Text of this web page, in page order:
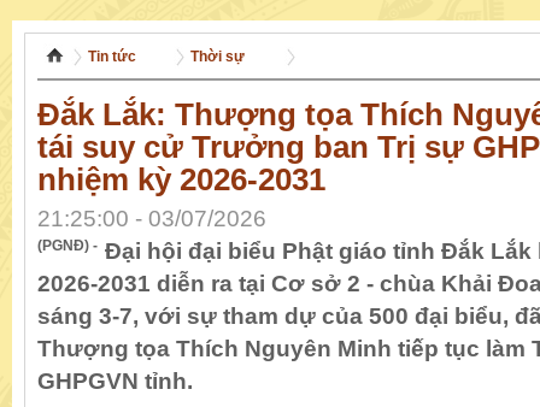
Tin tức Thời sự
Đắk Lắk: Thượng tọa Thích
tái suy cử Trưởng ban Trị sự
nhiệm kỳ 2026-2031
21:25:00 - 03/07/2026
(PGNĐ) - Đại hội đại biểu Phật giáo tỉnh Đắk Lắk
2026-2031 diễn ra tại Cơ sở 2 - chùa Khải
sáng 3-7, với sự tham dự của 500 đại biểu,
Thượng tọa Thích Nguyên Minh tiếp tục làm
GHPGVN tỉnh.